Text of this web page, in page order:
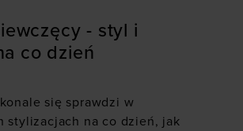
- styl i
co dzień
się sprawdzi w
stylizacjach na co dzień, jak